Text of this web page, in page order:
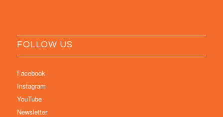
FOLLOW US
Facebook
Instagram
YouTube
Newsletter